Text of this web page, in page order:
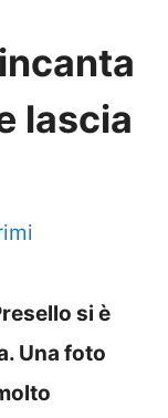
lascia
si è
Una foto